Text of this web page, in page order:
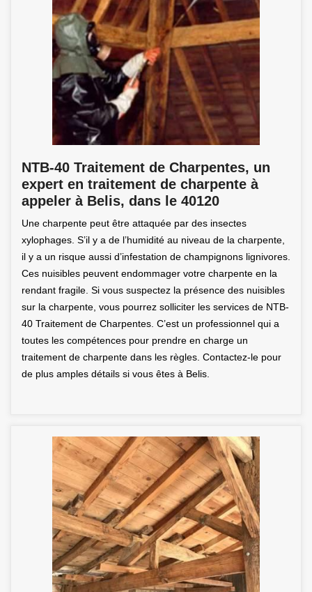
NTB-40 Traitement de Charpentes, un
expert en traitement de charpente à
appeler à Belis, dans le 40120
Une charpente peut être attaquée par des insectes
xylophages. S’il y a de l’humidité au niveau de la charpente,
il y a un risque aussi d’infestation de champignons lignivores.
Ces nuisibles peuvent endommager votre charpente en la
rendant fragile. Si vous suspectez la présence des nuisibles
sur la charpente, vous pourrez solliciter les services de NTB-
40 Traitement de Charpentes. C’est un professionnel qui a
toutes les compétences pour prendre en charge un
traitement de charpente dans les règles. Contactez-le pour
de plus amples détails si vous êtes à Belis.